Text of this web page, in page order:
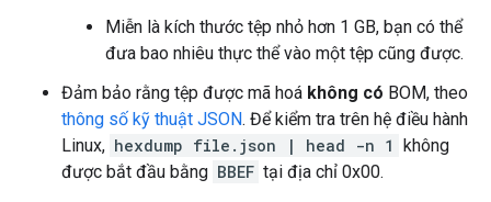
Miễn là kích thước tệp nhỏ hơn 1 GB, bạn có thể
đưa bao nhiêu thực thể vào một tệp cũng được.
Đảm bảo rằng tệp được mã hoá không có BOM, theo
thông số kỹ thuật JSON. Để kiểm tra trên hệ điều hành
Linux, hexdump file.json | head -n 1
không
được bắt đầu bằng BBEF tại địa chỉ 0x00.